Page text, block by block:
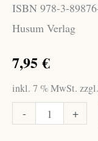
ISBN 978-3-
Husum Verlag
7,95€
inkl. 7 % MwSt. zzgl.
-
Storm-
+